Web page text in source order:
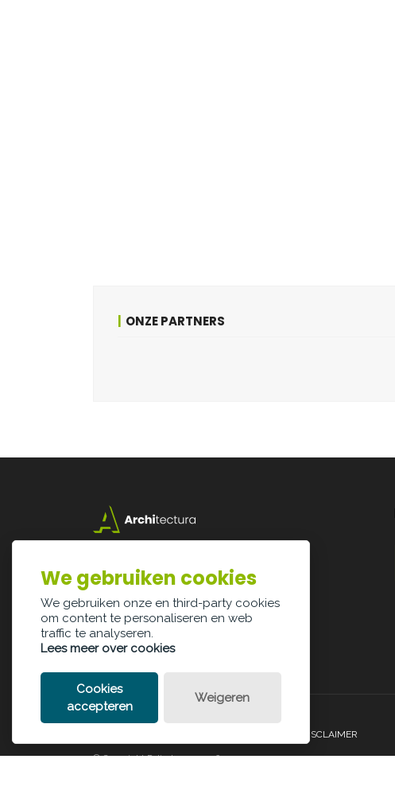
ONZE PARTNERS
3500 Hasselt
info@architectura.be
LEGAL DISCLAIMER
© Copyright Palindroom 2026
We gebruiken cookies
We gebruiken onze en third-party cookies
om content te personaliseren en web
traffic te analyseren.
Lees meer over cookies
Cookies
accepteren
Weigeren